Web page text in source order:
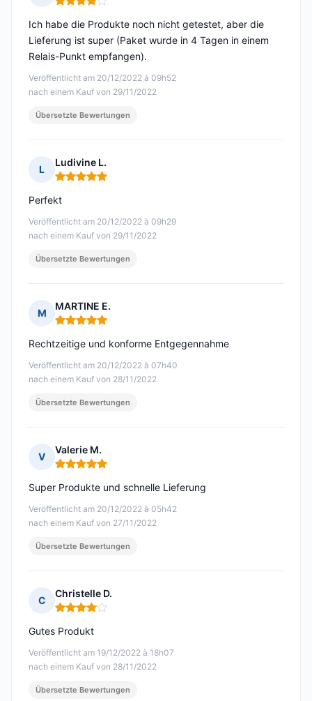
Hinweis: 4 von 5
Veröffentlicht am 20/12/2022 à 09h52
nach einem Kauf von 29/11/2022
Ich habe die Produkte noch nicht getestet, aber die
Lieferung ist super (Paket wurde in 4 Tagen in einem
Relais-Punkt empfangen).
Übersetzte Bewertungen
L
Ludivine L.
Hinweis: 5 von 5
Veröffentlicht am 20/12/2022 à 09h29
nach einem Kauf von 29/11/2022
Perfekt
Übersetzte Bewertungen
M
MARTINE E.
Hinweis: 5 von 5
Veröffentlicht am 20/12/2022 à 07h40
nach einem Kauf von 28/11/2022
Rechtzeitige und konforme Entgegennahme
Übersetzte Bewertungen
V
Valerie M.
Hinweis: 5 von 5
Veröffentlicht am 20/12/2022 à 05h42
nach einem Kauf von 27/11/2022
Super Produkte und schnelle Lieferung
Übersetzte Bewertungen
C
Christelle D.
Hinweis: 4 von 5
Veröffentlicht am 19/12/2022 à 18h07
nach einem Kauf von 28/11/2022
Gutes Produkt
Übersetzte Bewertungen